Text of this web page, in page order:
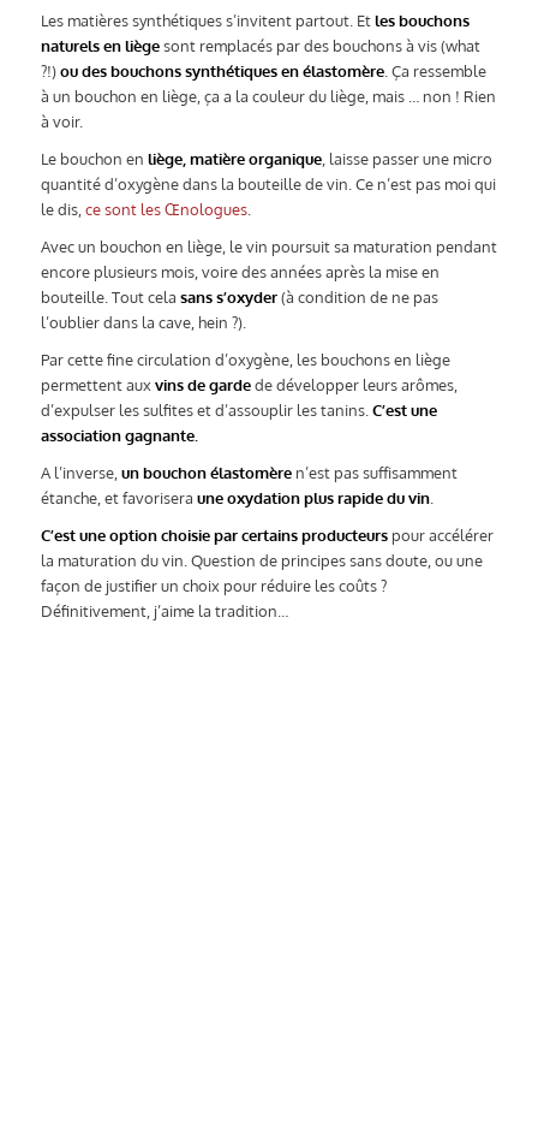
Les matières synthétiques s’invitent partout. Etles bouchons
naturels en liègesont remplacés par des bouchons à vis (what
?!)ou des bouchons synthétiques en élastomère. Ça ressemble
à un bouchon en liège, ça a la couleur du liège, mais … non ! Rien
à voir.
Le bouchon en liège, matière organique, laisse passer une micro
quantité d’oxygène dans la bouteille de vin. Ce n’est pas moi qui
le dis, ce sont les Œnologues.
Avec un bouchon en liège, le vin poursuit sa maturation pendant
encore plusieurs mois, voire des années après la mise en
bouteille. Tout cela sans s’oxyder(à condition de ne pas
l’oublier dans la cave, hein ?).
Par cette fine circulation d’oxygène, les bouchons en liège
permettent auxvins de gardede développer leurs arômes,
d’expulser les sulfites et d’assouplir les tanins. C’est une
association gagnante.
A l’inverse, un bouchon élastomèren’est pas suffisamment
étanche, et favorisera une oxydation plus rapide du vin.
C’est une option choisie par certains producteurspour accélérer
la maturation du vin. Question de principes sans doute, ou une
façon de justifier un choix pour réduire les coûts ?
Définitivement, j’aime la tradition…